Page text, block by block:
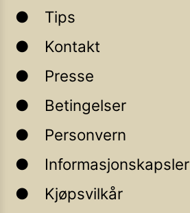
Tips
Kontakt
Presse
Betingelser
Personvern
Informasjonskapsler
Kjøpsvilkår